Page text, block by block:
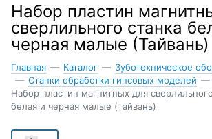
Набор пластин
сверлильного станка
черная малые (Тайвань)
Главная — Каталог — Зуботехническое
— Станки обработки гипсовых моделей —
Набор пластин магнитных для
белая и черная малые (тайвань)